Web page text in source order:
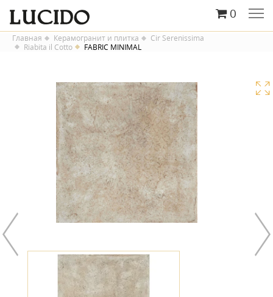
0
Главная Керамогранит и плитка
Cir Serenissima
Riabita il Cotto
FABRIC MINIMAL